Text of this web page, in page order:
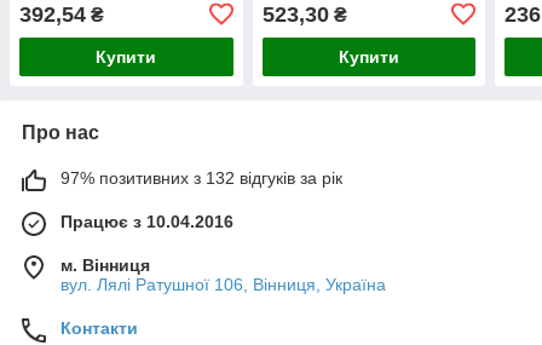
392,54 ₴
Купити
523,30₴
Купити
Про нас
97% позитивних з 132 відгуків за рік
Працює з 10.04.2016
м. Вінниця
вул. Лялі Ратушної 106, Вінниця, Україна
Контакти